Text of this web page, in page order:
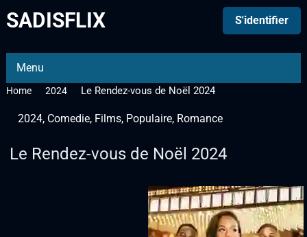
SADISFLIX S'identifier
Menu
Home 2024 Le Rendez-vous de Noël 2024
2024, Comedie, Films, Populaire, Romance
Le Rendez-vous de Noël 2024